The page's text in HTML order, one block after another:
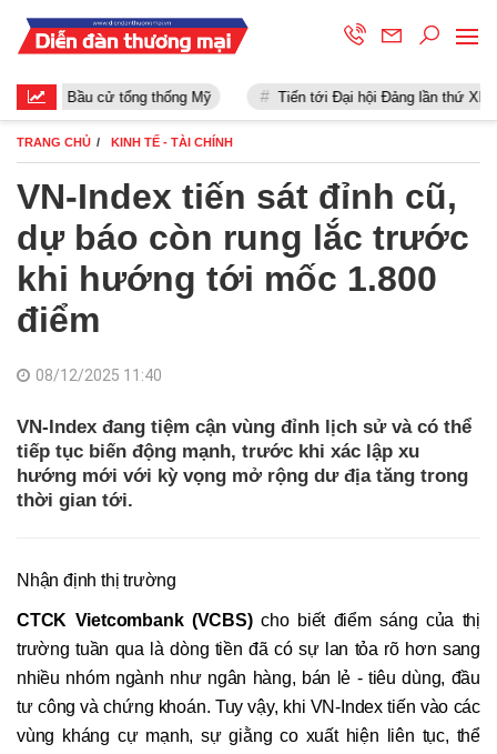
Bầu cử tổng thống Mỹ Tiến tới Đại hội Đảng lần thứ XIII
TRANG CHỦ KINH TẾ - TÀI CHÍNH
VN-Index tiến sát đỉnh cũ,
dự báo còn rung lắc trước
khi hướng tới mốc 1.800
điểm
08/12/2025 11:40
VN-Index đang tiệm cận vùng đỉnh lịch sử và có thể
tiếp tục biến động mạnh, trước khi xác lập xu
hướng mới với kỳ vọng mở rộng dư địa tăng trong
thời gian tới.
Nhận định thị trường
CTCK Vietcombank (VCBS)cho biết điểm sáng của thị
trường tuần qua là dòng tiền đã có sự lan tỏa rõ hơn sang
nhiều nhóm ngành như ngân hàng, bán lẻ - tiêu dùng, đầu
tư công và chứng khoán. Tuy vậy, khi VN-Index tiến vào các
vùng kháng cự mạnh, sự giằng co xuất hiện liên tục, thể